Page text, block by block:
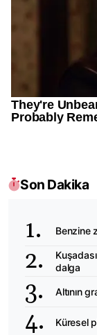
Son Dakika
Benzine
dalga
Altının
Küresel